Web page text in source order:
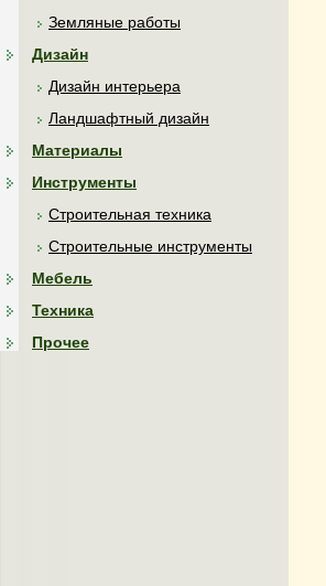
Земляные работы
Дизайн
Дизайн интерьера
Ландшафтный дизайн
Материалы
Инструменты
Строительная техника
Строительные инструменты
Мебель
Техника
Прочее